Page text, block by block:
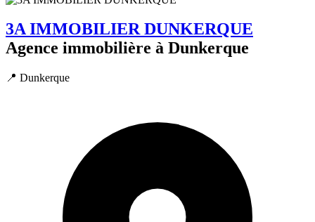
3A IMMOBILIER DUNKERQUE
Agence immobilière à Dunkerque
📍 Dunkerque